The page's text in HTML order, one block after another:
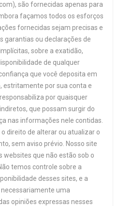
são fornecidas apenas para
façamos todos os esforços
fornecidas sejam precisas e
garantias ou declarações de
sobre a exatidão,
de qualquer
que você deposita em
estritamente por sua conta e
por quaisquer
que possam surgir do
nas informações nele contidas.
direito de alterar ou atualizar o
sem aviso prévio. Nosso site
websites que não estão sob o
temos controle sobre a
desses sites, e a
uma
opiniões expressas nesses